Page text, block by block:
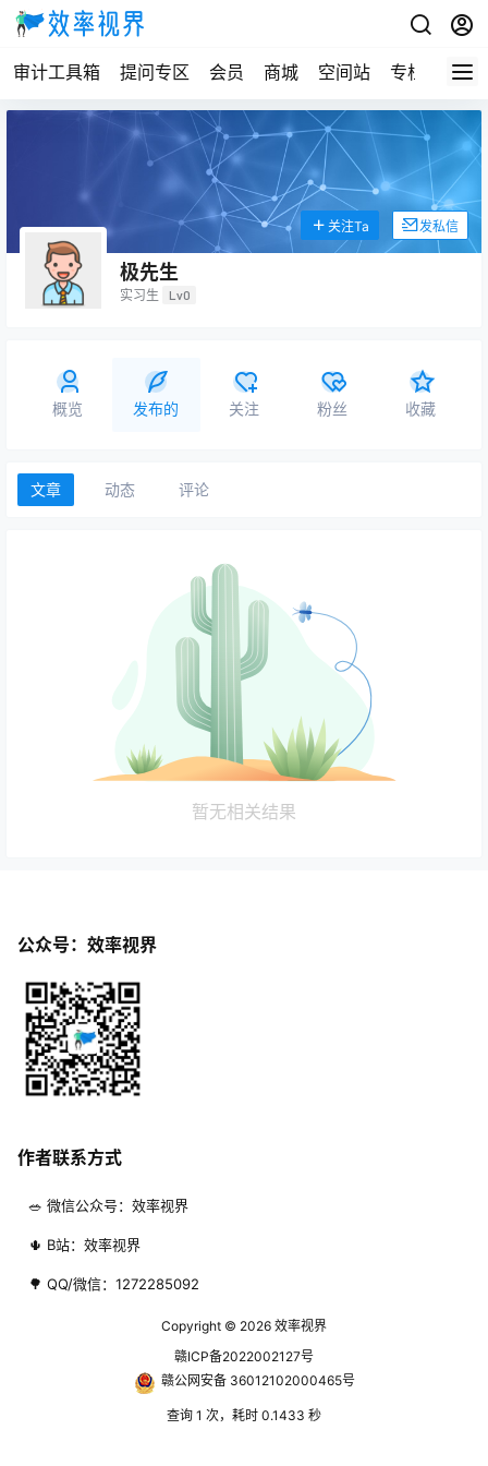
审计工具箱 提问专区 会员 商城 空间站 专栏
极先生
实习生 Lv0
关注Ta 发私信
概览 发布的 关注 粉丝 收藏
文章 动态 评论
暂无相关结果
公众号：效率视界
作者联系方式
🥗 微信公众号：效率视界
🌵 B站：效率视界
🌳 QQ/微信：1272285092
Copyright © 2026 效率视界
赣ICP备2022002127号
赣公网安备 36012102000465号
查询 1 次，耗时 0.1433 秒